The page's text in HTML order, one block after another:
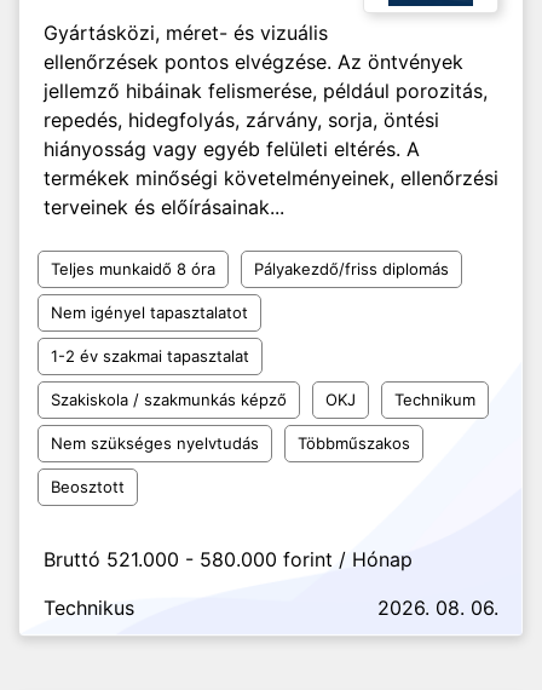
Gyártásközi, méret- és vizuális
ellenőrzések pontos elvégzése. Az öntvények
jellemző hibáinak felismerése, például porozitás,
repedés, hidegfolyás, zárvány, sorja, öntési
hiányosság vagy egyéb felületi eltérés. A
termékek minőségi követelményeinek, ellenőrzési
terveinek és előírásainak...
Teljes munkaidő 8 óra Pályakezdő/friss diplomás
Nem igényel tapasztalatot
1-2 év szakmai tapasztalat
Szakiskola / szakmunkás képző OKJ Technikum
Nem szükséges nyelvtudás Többműszakos
Beosztott
Bruttó 521.000 - 580.000 forint / Hónap
Technikus
2026. 08. 06.